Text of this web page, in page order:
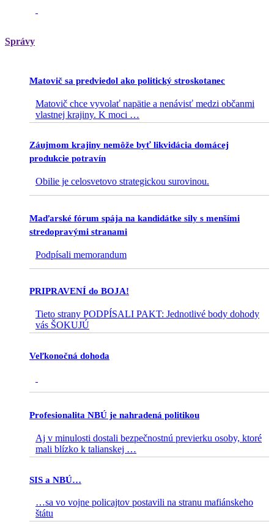
Správy
Matovič sa predviedol ako politický stroskotanec
Matovič chce vyvolať napätie a nenávisť medzi občanmi
vlastnej krajiny. K moci …
Záujmom krajiny nemôže byť likvidácia domácej
produkcie potravín
Obilie je celosvetovo strategickou surovinou.
Maďarské fórum spája na kandidátke sily s menšími
stredopravými stranami
Podpísali memorandum
PRIPRAVENÍ do BOJA!
Tieto strany PODPÍSALI PAKT: Jednotlivé body dohody
vás ŠOKUJÚ
Veľkonočná dohoda
Profesionalita NBÚ je nahradená politikou
Aj v minulosti dostali bezpečnostnú previerku osoby, ktoré
mali blízko k talianskej …
SIS a NBÚ…
…sa vo vojne policajtov postavili na stranu mafiánskeho
štátu